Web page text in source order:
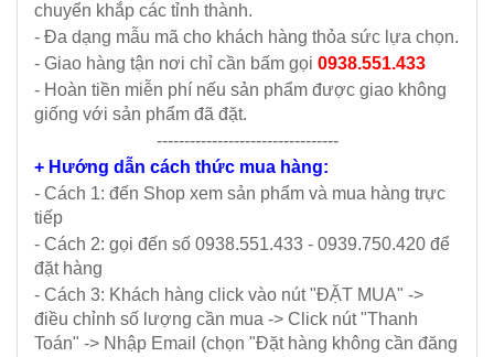
chuyển khắp các tỉnh thành.
- Đa dạng mẫu mã cho khách hàng thỏa sức lựa chọn.
- Giao hàng tận nơi chỉ cần bấm gọi 0938.551.433
- Hoàn tiền miễn phí nếu sản phẩm được giao không
giống với sản phẩm đã đặt.
---------------------------------
+ Hướng dẫn cách thức mua hàng:
- Cách 1: đến Shop xem sản phẩm và mua hàng trực
tiếp
- Cách 2: gọi đến số 0938.551.433 - 0939.750.420 để
đặt hàng
- Cách 3: Khách hàng click vào nút "ĐẶT MUA" ->
điều chỉnh số lượng cần mua -> Click nút "Thanh
Toán" -> Nhập Email (chọn "Đặt hàng không cần đăng